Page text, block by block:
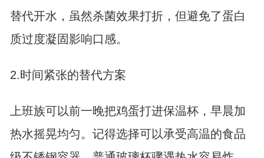
替代开水，虽然杀菌效果打折，但避免了蛋白
质过度凝固影响口感。
2.时间紧张的替代方案
上班族可以前一晚把鸡蛋打进保温杯，早晨加
热水摇晃均匀。记得选择可以承受高温的食品